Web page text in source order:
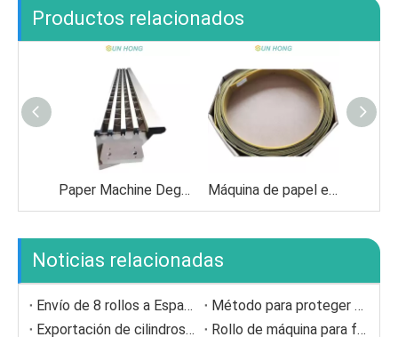
Productos relacionados
Paper Machine Deguining Elemento de cerámica de formación de cerámica Máquina de papel epoxi resina fibra de vidrio EP Doctor Blade
Noticias relacionadas
Envío de 8 rollos a España.
Método para proteger Doctor Blade
Exportación de cilindros secadores a Europa
Rollo de máquina para fabricar papel